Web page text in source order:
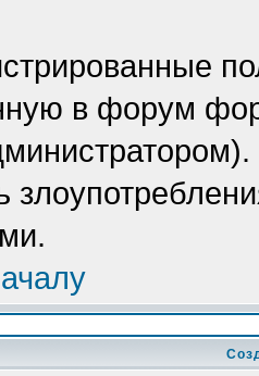
в форум